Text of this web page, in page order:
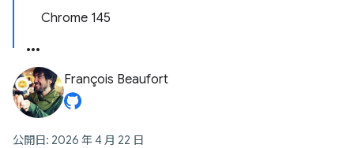
Chrome 145
François Beaufort
公開日: 2026 年 4 月 22 日